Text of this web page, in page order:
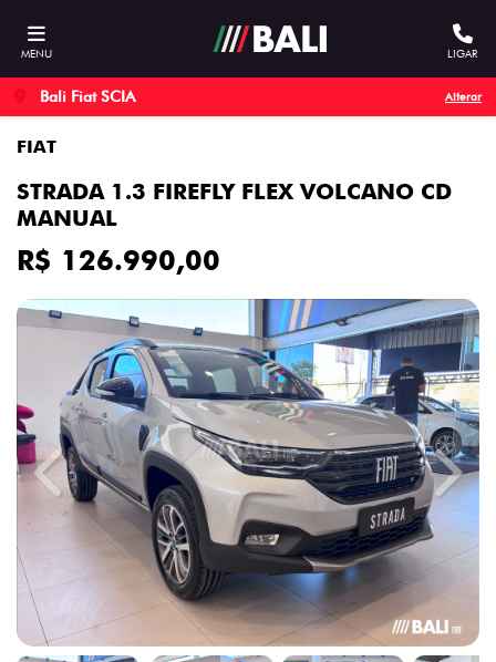
MENU LIGAR
Bali Fiat SCIA Alterar
FIAT
STRADA 1.3 FIREFLY FLEX VOLCANO CD
MANUAL
R$ 126.990,00
Previous Next